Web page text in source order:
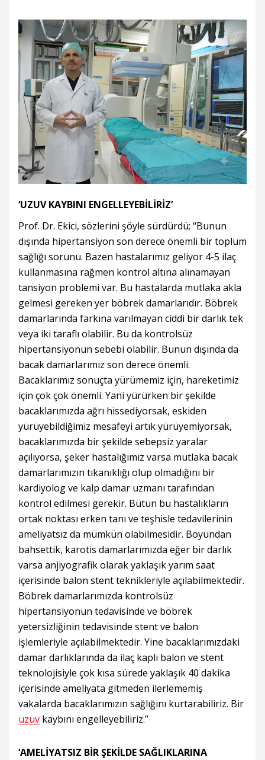
‘UZUV KAYBINI ENGELLEYEBİLİRİZ’
Prof. Dr. Ekici, sözlerini şöyle sürdürdü; “Bunun
dışında hipertansiyon son derece önemli bir toplum
sağlığı sorunu. Bazen hastalarımız geliyor 4-5 ilaç
kullanmasına rağmen kontrol altına alınamayan
tansiyon problemi var. Bu hastalarda mutlaka akla
gelmesi gereken yer böbrek damarlarıdır. Böbrek
damarlarında farkına varılmayan ciddi bir darlık tek
veya iki taraflı olabilir. Bu da kontrolsüz
hipertansiyonun sebebi olabilir. Bunun dışında da
bacak damarlarımız son derece önemli.
Bacaklarımız sonuçta yürümemiz için, hareketimiz
için çok çok önemli. Yani yürürken bir şekilde
bacaklarımızda ağrı hissediyorsak, eskiden
yürüyebildiğimiz mesafeyi artık yürüyemiyorsak,
bacaklarımızda bir şekilde sebepsiz yaralar
açılıyorsa, şeker hastalığımız varsa mutlaka bacak
damarlarımızın tıkanıklığı olup olmadığını bir
kardiyolog ve kalp damar uzmanı tarafından
kontrol edilmesi gerekir. Bütün bu hastalıkların
ortak noktası erken tanı ve teşhisle tedavilerinin
ameliyatsız da mümkün olabilmesidir. Boyundan
bahsettik, karotis damarlarımızda eğer bir darlık
varsa anjiyografik olarak yaklaşık yarım saat
içerisinde balon stent teknikleriyle açılabilmektedir.
Böbrek damarlarımızda kontrolsüz
hipertansiyonun tedavisinde ve böbrek
yetersizliğinin tedavisinde stent ve balon
işlemleriyle açılabilmektedir. Yine bacaklarımızdaki
damar darlıklarında da ilaç kaplı balon ve stent
teknolojisiyle çok kısa sürede yaklaşık 40 dakika
içerisinde ameliyata gitmeden ilerlememiş
vakalarda bacaklarımızın sağlığını kurtarabiliriz. Bir
uzuv kaybını engelleyebiliriz.”
‘AMELİYATSIZ BİR ŞEKİLDE SAĞLIKLARINA